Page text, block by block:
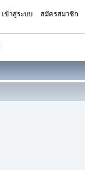
เข้าสู่ระบบ สมัครสมาชิก